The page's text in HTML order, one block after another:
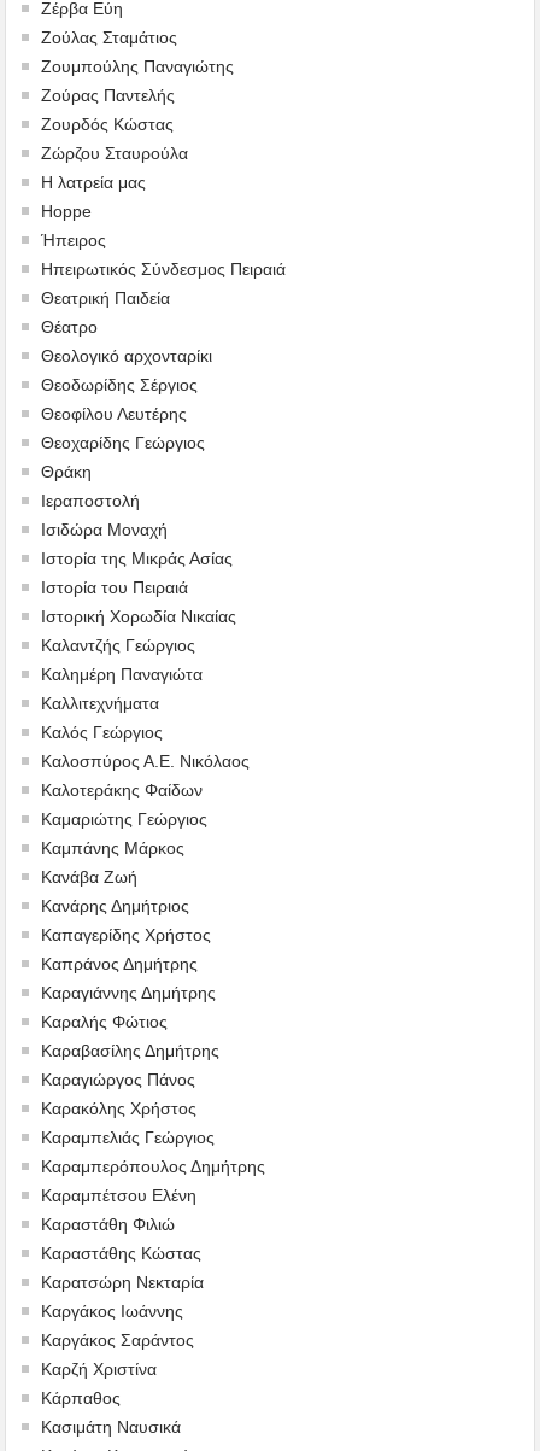
Ζέρβα Εύη
Ζούλας Σταμάτιος
Ζουμπούλης Παναγιώτης
Ζούρας Παντελής
Ζουρδός Κώστας
Ζώρζου Σταυρούλα
Η λατρεία μας
Hoppe
Ήπειρος
Ηπειρωτικός Σύνδεσμος Πειραιά
Θεατρική Παιδεία
Θέατρο
Θεολογικό αρχονταρίκι
Θεοδωρίδης Σέργιος
Θεοφίλου Λευτέρης
Θεοχαρίδης Γεώργιος
Θράκη
Ιεραποστολή
Ισιδώρα Μοναχή
Ιστορία της Μικράς Ασίας
Ιστορία του Πειραιά
Ιστορική Χορωδία Νικαίας
Καλαντζής Γεώργιος
Καλημέρη Παναγιώτα
Καλλιτεχνήματα
Καλός Γεώργιος
Καλοσπύρος Α.Ε. Νικόλαος
Καλοτεράκης Φαίδων
Καμαριώτης Γεώργιος
Καμπάνης Μάρκος
Κανάβα Ζωή
Κανάρης Δημήτριος
Καπαγερίδης Χρήστος
Καπράνος Δημήτρης
Καραγιάννης Δημήτρης
Καραλής Φώτιος
Καραβασίλης Δημήτρης
Καραγιώργος Πάνος
Καρακόλης Χρήστος
Καραμπελιάς Γεώργιος
Καραμπερόπουλος Δημήτρης
Καραμπέτσου Ελένη
Καραστάθη Φιλιώ
Καραστάθης Κώστας
Καρατσώρη Νεκταρία
Καργάκος Ιωάννης
Καργάκος Σαράντος
Καρζή Χριστίνα
Κάρπαθος
Κασιμάτη Ναυσικά